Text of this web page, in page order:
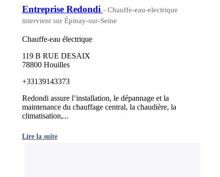
Entreprise Redondi - Chauffe-eau-electrique
intervient sur Épinay-sur-Seine
Chauffe-eau électrique
119 B RUE DESAIX
78800 Houilles
+33139143373
Redondi assure l’installation, le dépannage et la
maintenance du chauffage central, la chaudière, la
climatisation,...
Lire la suite